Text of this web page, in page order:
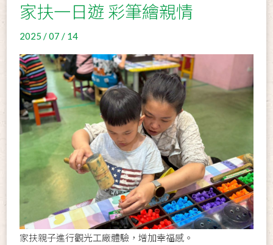
家扶一日遊 彩筆繪親情
2025 / 07 / 14
家扶親子進行觀光工廠體驗，增加幸福感。